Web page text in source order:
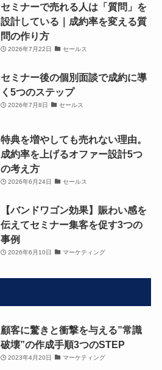
セミナーで売れる人は「質問」を
設計している｜成約率を変える質
問の作り方
2026年7月22日 セールス
セミナー後の個別面談で成約に導
く5つのステップ
2026年7月8日 セールス
特典を増やしても売れない理由。
成約率を上げるオファー設計5つ
の考え方
2026年6月24日 セールス
【バンドワゴン効果】賑わい感を
伝えてセミナー集客を促す3つの
事例
2026年6月10日 マーケティング
顧客に驚きと衝撃を与える”常識
破壊”の作成手順3つのSTEP
2023年4月20日 マーケティング